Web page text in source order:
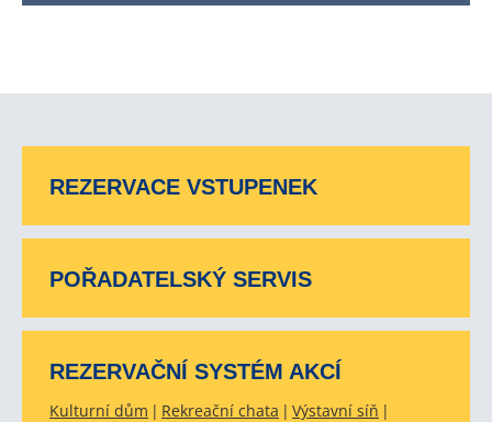
REZERVACE VSTUPENEK
POŘADATELSKÝ SERVIS
REZERVAČNÍ SYSTÉM AKCÍ
Kulturní dům Rekreační chata Výstavní síň